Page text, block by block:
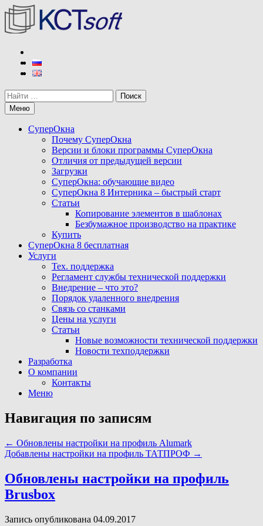
Перейти
содержимому
КСТ софт
Разработчик программы СуперОкна
Поиск
Меню
СуперОкна
Почему СуперОкна
Версии и блоки программы СуперОкна
Отличия от предыдущей версии
Загрузки
СуперОкна: обучающие видео
СуперОкна 8 Интерника – быстрый старт
Статьи
Копирование элементов в шаблонах
Безбумажное производство на практике
Купить
СуперОкна 8 бесплатная
Услуги
Тех. поддержка
Регламент службы технической поддержки
Внедрение – что это?
Порядок удаленного внедрения
Связь со станками
Цены на услуги
Статьи
Новые возможности технической поддержки
Новости техподдержки
Разработка
О компании
Контакты
Меню
Навигация по записям
← Обновлены настройки на профиль Alumark
Добавлены настройки на профиль ТАТПРОФ →
Обновлены настройки на профиль
Brusbox
Запись опубликована 04.09.2017